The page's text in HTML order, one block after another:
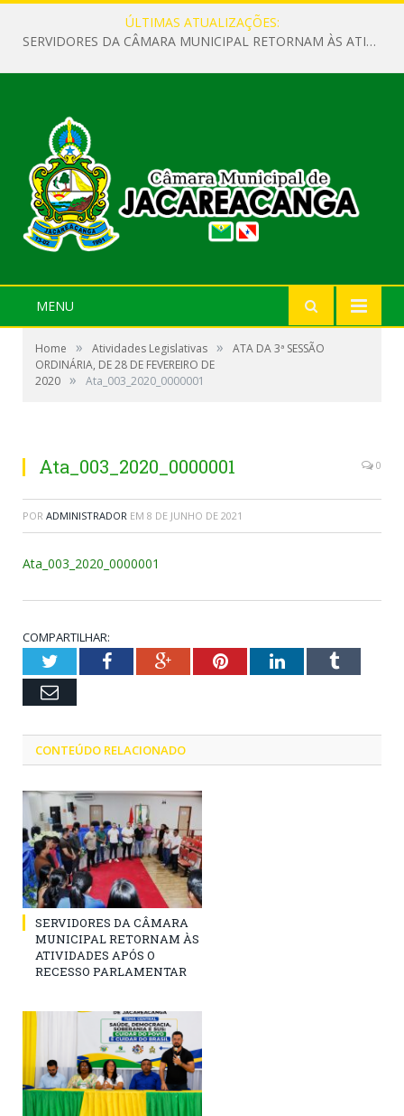
ÚLTIMAS ATUALIZAÇÕES:
SERVIDORES DA CÂMARA MUNICIPAL RETORNAM ÀS ATIVIDADES APÓS O RECESSO PARLAMENTAR
MENU
Home » Atividades Legislativas »
ATA DA 3ª SESSÃO
ORDINÁRIA, DE 28 DE FEVEREIRO DE
2020 » Ata_003_2020_0000001
Ata_003_2020_0000001 0
POR ADMINISTRADOR EM 8 DE JUNHO DE 2021
Ata_003_2020_0000001
COMPARTILHAR:
TwitterFacebookGoogle+PinterestLinkedInTumblr
Email
CONTEÚDO RELACIONADO
SERVIDORES DA CÂMARA
MUNICIPAL RETORNAM ÀS
ATIVIDADES APÓS O
RECESSO PARLAMENTAR